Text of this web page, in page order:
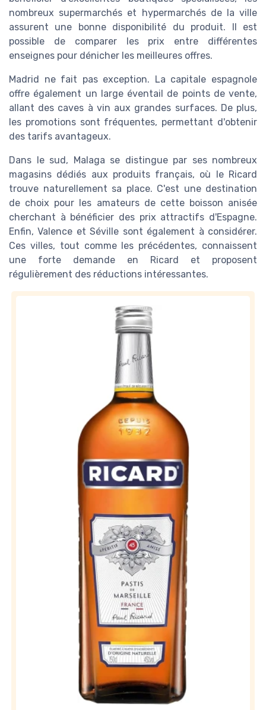
nombreux supermarchés et hypermarchés de la ville
assurent une bonne disponibilité du produit. Il est
possible de comparer les prix entre différentes
enseignes pour dénicher les meilleures offres.
Madrid ne fait pas exception. La capitale espagnole
offre également un large éventail de points de vente,
allant des caves à vin aux grandes surfaces. De plus,
les promotions sont fréquentes, permettant d'obtenir
des tarifs avantageux.
Dans le sud, Malaga se distingue par ses nombreux
magasins dédiés aux produits français, où le Ricard
trouve naturellement sa place. C'est une destination
de choix pour les amateurs de cette boisson anisée
cherchant à bénéficier des prix attractifs d'Espagne.
Enfin, Valence et Séville sont également à considérer.
Ces villes, tout comme les précédentes, connaissent
une forte demande en Ricard et proposent
régulièrement des réductions intéressantes.